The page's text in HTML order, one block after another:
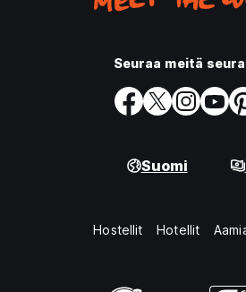
Seuraa meitä
Suomi
Hostellit Hotellit